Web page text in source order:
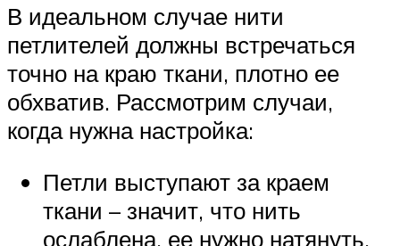
В идеальном случае нити
петлителей должны встречаться
точно на краю ткани, плотно ее
обхватив. Рассмотрим случаи,
когда нужна настройка:
Петли выступают за краем
ткани – значит, что нить
ослаблена, ее нужно натянуть.